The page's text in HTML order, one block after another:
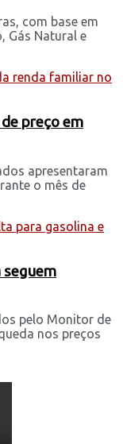
com base em
Gás Natural e
preço em
apresentaram
o mês de
seguem
pelo Monitor de
nos preços